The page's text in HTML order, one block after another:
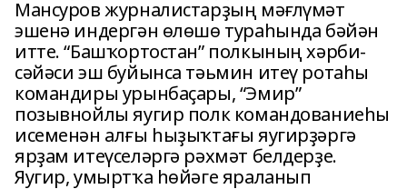
Мансуров журналистарҙың мәғлүмәт
эшенә индергән өлөшө тураһында бәйән
итте. “Башҡортостан” полкының хәрби-
сәйәси эш буйынса тәьмин итеү ротаһы
командиры урынбаҫары, “Эмир”
позывнойлы яугир полк командованиеһы
исеменән алғы һыҙыҡтағы яугирҙәргә
ярҙам итеүселәргә рәхмәт белдерҙе.
Яугир, умыртҡа һөйәге яраланып